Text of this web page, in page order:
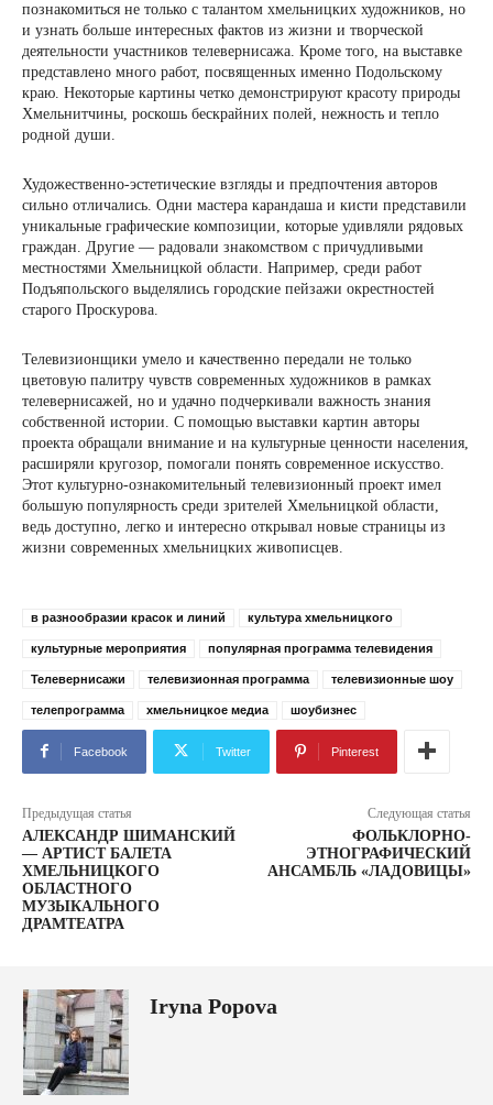
познакомиться не только с талантом хмельницких художников, но
и узнать больше интересных фактов из жизни и творческой
деятельности участников телевернисажа. Кроме того, на выставке
представлено много работ, посвященных именно Подольскому
краю. Некоторые картины четко демонстрируют красоту природы
Хмельнитчины, роскошь бескрайних полей, нежность и тепло
родной души.
Художественно-эстетические взгляды и предпочтения авторов
сильно отличались. Одни мастера карандаша и кисти представили
уникальные графические композиции, которые удивляли рядовых
граждан. Другие — радовали знакомством с причудливыми
местностями Хмельницкой области. Например, среди работ
Подъяпольского выделялись городские пейзажи окрестностей
старого Проскурова.
Телевизионщики умело и качественно передали не только
цветовую палитру чувств современных художников в рамках
телевернисажей, но и удачно подчеркивали важность знания
собственной истории. С помощью выставки картин авторы
проекта обращали внимание и на культурные ценности населения,
расширяли кругозор, помогали понять современное искусство.
Этот культурно-ознакомительный телевизионный проект имел
большую популярность среди зрителей Хмельницкой области,
ведь доступно, легко и интересно открывал новые страницы из
жизни современных хмельницких живописцев.
в разнообразии красок и линий культура хмельницкого
культурные мероприятия популярная программа телевидения
Телевернисажи телевизионная программа телевизионные шоу
телепрограмма хмельницкое медиа шоубизнес
Facebook Twitter Pinterest
Предыдущая статья
АЛЕКСАНДР ШИМАНСКИЙ
— АРТИСТ БАЛЕТА
ХМЕЛЬНИЦКОГО
ОБЛАСТНОГО
МУЗЫКАЛЬНОГО
ДРАМТЕАТРА
Следующая статья
ФОЛЬКЛОРНО-
ЭТНОГРАФИЧЕСКИЙ
АНСАМБЛЬ «ЛАДОВИЦЫ»
Iryna Popova